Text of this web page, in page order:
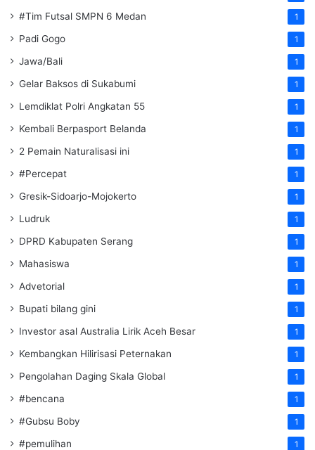
#Tim Futsal SMPN 6 Medan 1
Padi Gogo 1
Jawa/Bali 1
Gelar Baksos di Sukabumi 1
Lemdiklat Polri Angkatan 55 1
Kembali Berpasport Belanda 1
2 Pemain Naturalisasi ini 1
#Percepat 1
Gresik-Sidoarjo-Mojokerto 1
Ludruk 1
DPRD Kabupaten Serang 1
Mahasiswa 1
Advetorial 1
Bupati bilang gini 1
Investor asal Australia Lirik Aceh Besar 1
Kembangkan Hilirisasi Peternakan 1
Pengolahan Daging Skala Global 1
#bencana 1
#Gubsu Boby 1
#pemulihan 1